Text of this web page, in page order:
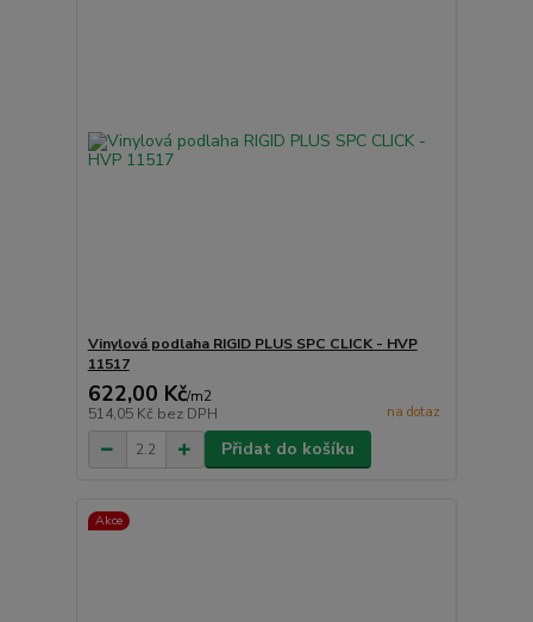
Vinylová podlaha RIGID PLUS SPC CLICK - HVP
11517
622,00 Kč/m2
514,05 Kč bez DPH na dotaz
Přidat do košíku
Akce